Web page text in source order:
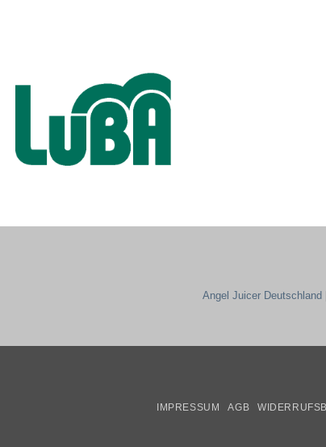
Angel Juicer Deutschland
IMPRESSUM AGB